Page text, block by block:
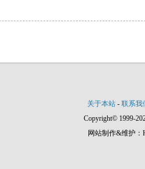
关于本站 - 联系我
Copyright© 1999-
网站制作&维护